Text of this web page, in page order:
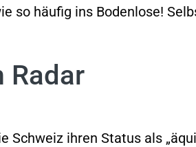
so häufig ins Bodenlose!
Radar
Schweiz ihren Status als